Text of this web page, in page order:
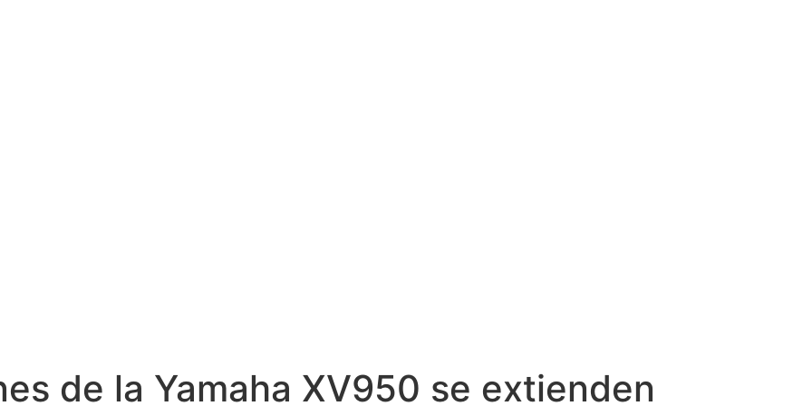
de la Yamaha XV950 se extienden